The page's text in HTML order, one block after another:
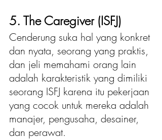
5. The Caregiver (ISFJ)
Cenderung suka hal yang konkret
dan nyata, seorang yang praktis,
dan jeli memahami orang lain
adalah karakteristik yang dimiliki
seorang ISFJ karena itu pekerjaan
yang cocok untuk mereka adalah
manajer, pengusaha, desainer,
dan perawat.